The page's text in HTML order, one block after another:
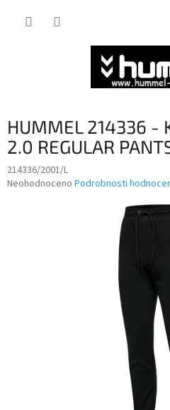
HUMMEL 214336
2.0 REGULAR
214336/2001/L
Průměrné
Neohodnoceno Podrobnosti